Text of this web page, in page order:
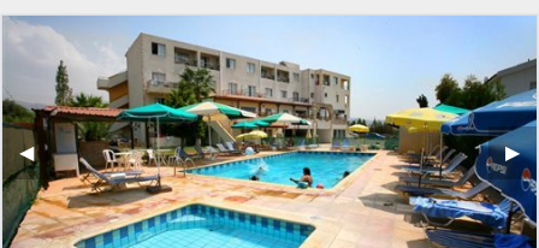
▶︎
◀︎